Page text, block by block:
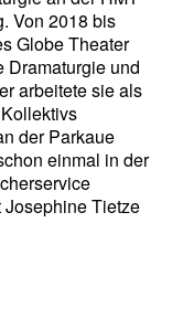
Von 2018 bis
Globe Theater
Dramaturgie und
arbeitete sie als
der Parkaue
einmal in der
Tietze